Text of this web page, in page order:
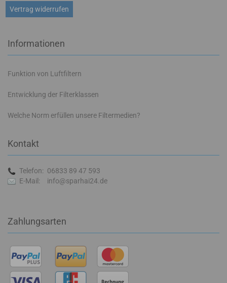
Vertrag widerrufen
Informationen
Funktion von Luftfiltern
Entwicklung der Filterklassen
Welche Norm erfüllen unsere Filtermedien?
Kontakt
Telefon: 06833 89 47 593
E-Mail:
info@sparhai24.de
Zahlungsarten